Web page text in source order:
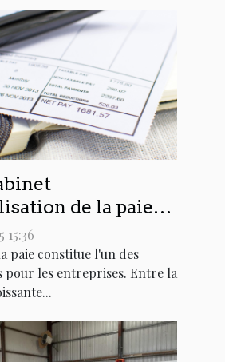
de la paie
: fini les
administratives
15:36
paie constitue l'un des
pour les entreprises. Entre la